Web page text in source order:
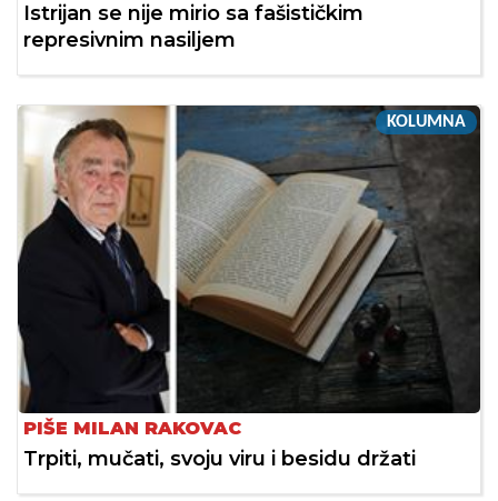
Istrijan se nije mirio sa fašističkim
represivnim nasiljem
KOLUMNA
PIŠE MILAN RAKOVAC
Trpiti, mučati, svoju viru i besidu držati